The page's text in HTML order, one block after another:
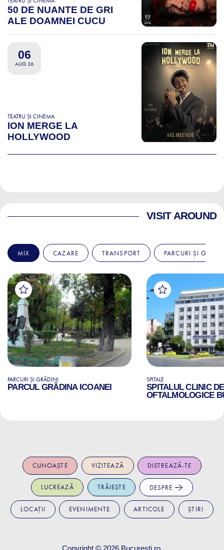
50 DE NUANTE DE GRI
ALE DOAMNEI CUCU
06
AUG 26
TEATRU ȘI CINEMA
ION MERGE LA
HOLLYWOOD
VISIT AROUND
MIX CAZARE TRANSPORT PARCURI ȘI
PARCURI ȘI GRĂDINI
PARCUL GRĂDINA ICOANEI
SPITALE
SPITALUL CLINIC
OFTALMOLOGICE
CUNOAȘTE VIZITEAZĂ DISTREAZĂ-TE
LUCREAZĂ TRĂIEȘTE DESPRE
LOCAȚII EVENIMENTE ARTICOLE ȘTIRI
Copyright © 2026 Bucuresti.ro.